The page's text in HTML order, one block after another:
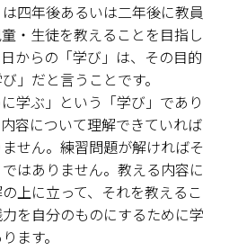
四年後あるいは二年後に教員
・生徒を教えることを目指し
からの「学び」は、その目的
」だと言うことです。
学ぶ」という「学び」であり
容について理解できていれば
せん。練習問題が解ければそ
はありません。教える内容に
上に立って、それを教えるこ
を自分のものにするために学
ます。